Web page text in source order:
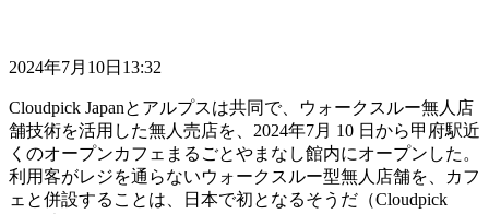
2024年7月10日13:32
Cloudpick Japanとアルプスは共同で、ウォークスルー無人店
舗技術を活用した無人売店を、2024年7月 10 日から甲府駅近
くのオープンカフェまるごとやまなし館内にオープンした。
利用客がレジを通らないウォークスルー型無人店舗を、カフ
ェと併設することは、日本で初となるそうだ（Cloudpick